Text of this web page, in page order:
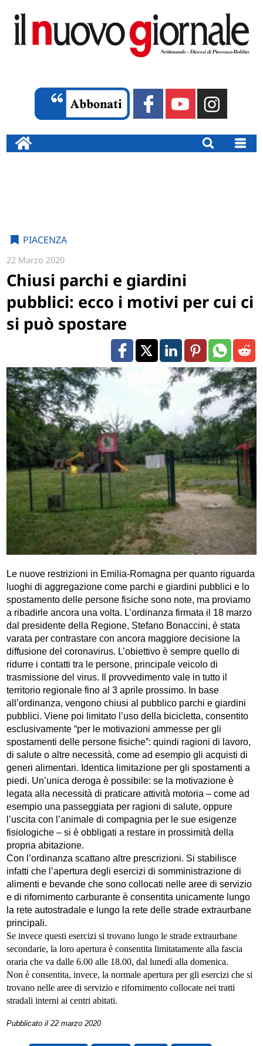
PIACENZA
22 Marzo 2020
Chiusi parchi e giardini
pubblici: ecco i motivi per cui ci
si può spostare
Le nuove restrizioni in Emilia-Romagna per quanto riguarda
luoghi di aggregazione come parchi e giardini pubblici e lo
spostamento delle persone fisiche sono note, ma proviamo
a ribadirle ancora una volta. L’ordinanza firmata il 18 marzo
dal presidente della Regione, Stefano Bonaccini, è stata
varata per contrastare con ancora maggiore decisione la
diffusione del coronavirus. L’obiettivo è sempre quello di
ridurre i contatti tra le persone, principale veicolo di
trasmissione del virus. Il provvedimento vale in tutto il
territorio regionale fino al 3 aprile prossimo. In base
all’ordinanza, vengono chiusi al pubblico parchi e giardini
pubblici. Viene poi limitato l’uso della bicicletta, consentito
esclusivamente “per le motivazioni ammesse per gli
spostamenti delle persone fisiche”: quindi ragioni di lavoro,
di salute o altre necessità, come ad esempio gli acquisti di
generi alimentari. Identica limitazione per gli spostamenti a
piedi. Un’unica deroga è possibile: se la motivazione è
legata alla necessità di praticare attività motoria – come ad
esempio una passeggiata per ragioni di salute, oppure
l’uscita con l’animale di compagnia per le sue esigenze
fisiologiche – si è obbligati a restare in prossimità della
propria abitazione.
Con l’ordinanza scattano altre prescrizioni. Si stabilisce
infatti che l’apertura degli esercizi di somministrazione di
alimenti e bevande che sono collocati nelle aree di servizio
e di rifornimento carburante è consentita unicamente lungo
la rete autostradale e lungo la rete delle strade extraurbane
principali.
Se invece questi esercizi si trovano lungo le strade extraurbane
secondarie, la loro apertura è consentita limitatamente alla fascia
oraria che va dalle 6.00 alle 18.00, dal lunedì alla domenica.
Non è consentita, invece, la normale apertura per gli esercizi che si
trovano nelle aree di servizio e rifornimento collocate nei tratti
stradali interni ai centri abitati.
Pubblicato il 22 marzo 2020